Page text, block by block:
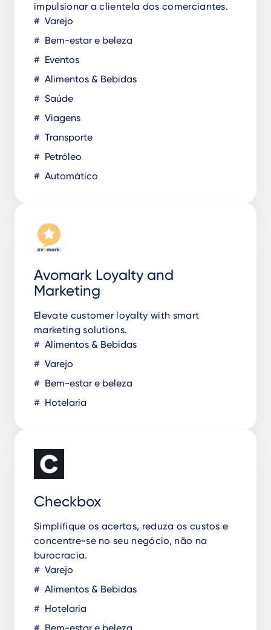
impulsionar a clientela dos comerciantes.
Varejo
Bem-estar e beleza
Eventos
Alimentos & Bebidas
Saúde
Viagens
Transporte
Petróleo
Automático
Avomark Loyalty and
Marketing
Elevate customer loyalty with smart
marketing solutions.
Alimentos & Bebidas
Varejo
Bem-estar e beleza
Hotelaria
Checkbox
Simplifique os acertos, reduza os custos e
concentre-se no seu negócio, não na
burocracia.
Varejo
Alimentos & Bebidas
Hotelaria